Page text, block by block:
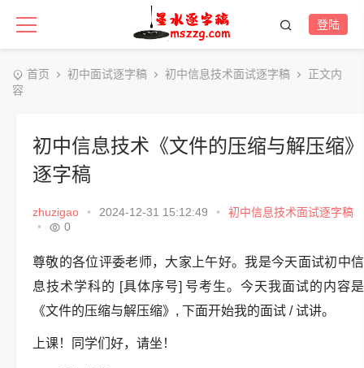
登陆
首页 初中面试逐字稿 初中信息技术面试逐字稿
正文内
容
初中信息技术《文件的压缩与解压缩》
逐字稿
zhuzigao • 2024-12-31 15:12:49 •
初中信息技术面试逐字稿
•
0
尊敬的各位评委老师，大家上午好。我是今天面试初中信
息技术学科的 [具体序号] 号考生。今天我面试的内容是
《文件的压缩与解压缩》, 下面开始我的面试 / 试讲。
上课！同学们好，请坐！